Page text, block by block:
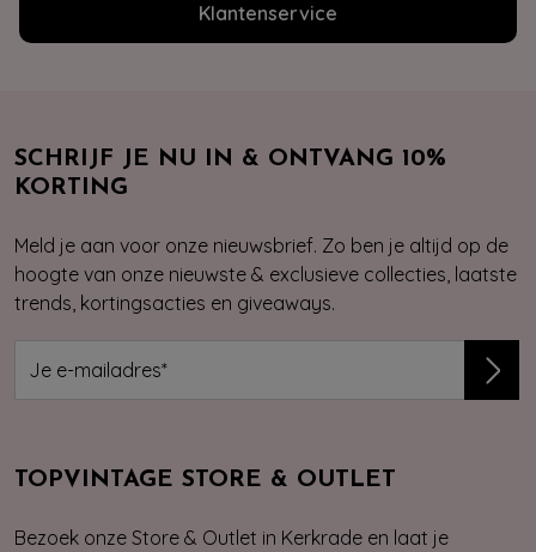
Klantenservice
SCHRIJF JE NU IN & ONTVANG 10%
KORTING
Meld je aan voor onze nieuwsbrief. Zo ben je altijd op de
hoogte van onze nieuwste & exclusieve collecties, laatste
trends, kortingsacties en giveaways.
TOPVINTAGE STORE & OUTLET
Bezoek onze Store & Outlet in Kerkrade en laat je